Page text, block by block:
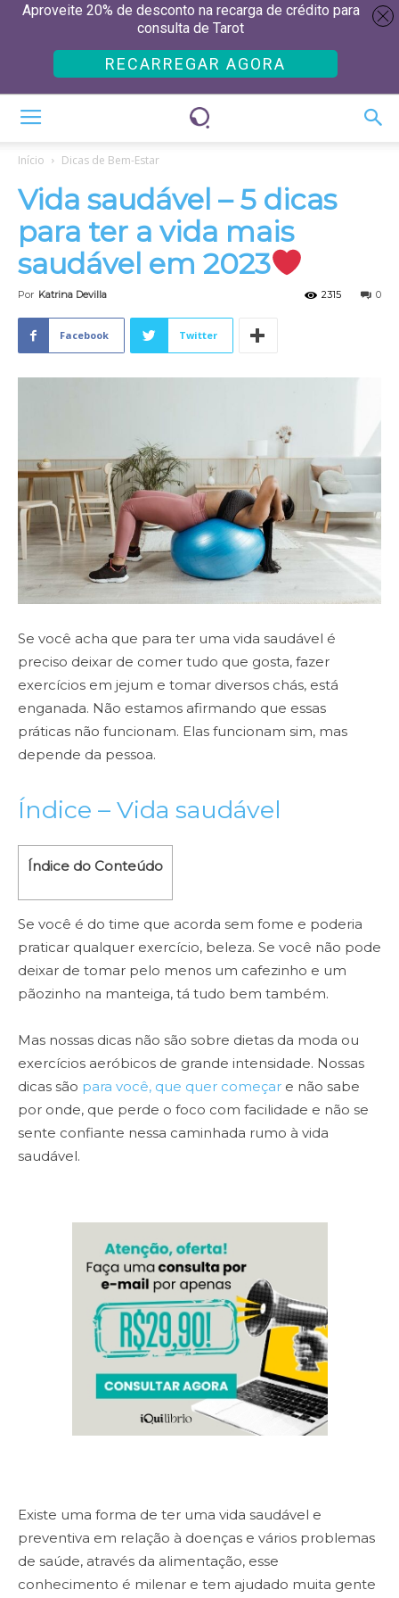
Início Dicas de Bem-Estar
Vida saudável – 5 dicas
para ter a vida mais
saudável em 2023
Por Katrina Devilla 0
2315
Facebook Twitter
Se você acha que para ter uma vida saudável é
preciso deixar de comer tudo que gosta, fazer
exercícios em jejum e tomar diversos chás, está
enganada. Não estamos afirmando que essas
práticas não funcionam. Elas funcionam sim, mas
depende da pessoa.
Índice – Vida saudável
Índice do Conteúdo
Se você é do time que acorda sem fome e poderia
praticar qualquer exercício, beleza. Se você não pode
deixar de tomar pelo menos um cafezinho e um
pãozinho na manteiga, tá tudo bem também.
Mas nossas dicas não são sobre dietas da moda ou
exercícios aeróbicos de grande intensidade. Nossas
dicas são para você, que quer começar e não sabe
por onde, que perde o foco com facilidade e não se
sente confiante nessa caminhada rumo à vida
saudável.
Existe uma forma de ter uma vida saudável e
preventiva em relação à doenças e vários problemas
de saúde, através da alimentação, esse
conhecimento é milenar e tem ajudado muita gente
Aproveite 20% de desconto na recarga de crédito para
consulta de Tarot
RECARREGAR AGORA